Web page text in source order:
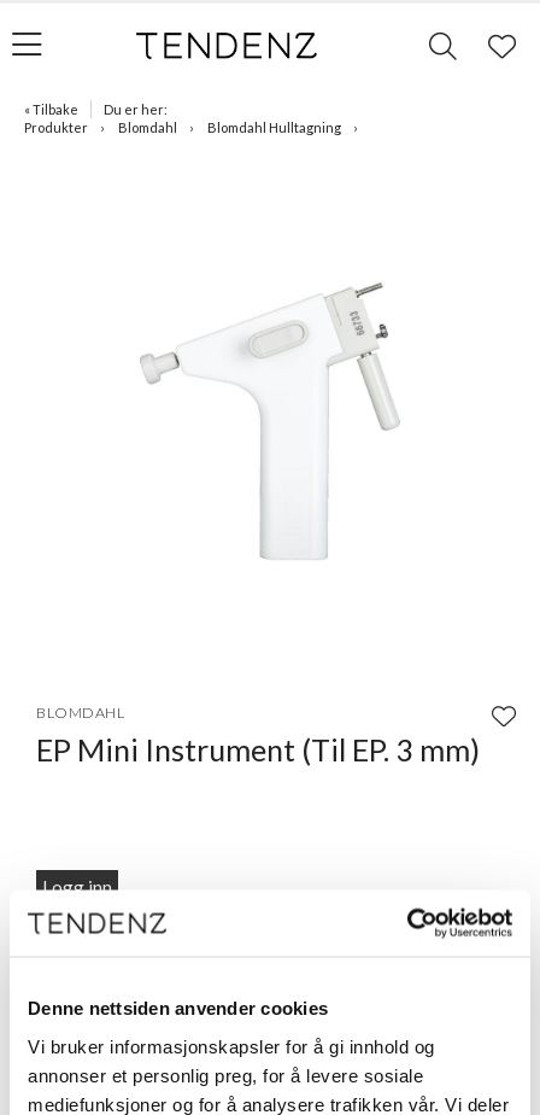
Denne nettsiden anvender cookies
Vi bruker informasjonskapsler for å gi innhold og
annonser et personlig preg, for å levere sosiale
mediefunksjoner og for å analysere trafikken vår. Vi deler
« Tilbake
Du er her:
Produkter
Blomdahl Blomdahl Hulltagning
of
1
BLOMDAHL
EP Mini Instrument (Til EP. 3 mm)
Logg inn
Beskrivelse
innskytingsøredobb.